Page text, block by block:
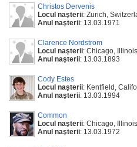
Christos Dervenis
Locul naşterii: Zurich,
Anul naşterii: 13.03.1971
Clarence Nordstrom
Locul naşterii: Chicago,
Anul naşterii: 13.03.1893
Cody Estes
Locul naşterii: Kentfield,
Anul naşterii: 13.03.1994
Common
Locul naşterii: Chicago,
Anul naşterii: 13.03.1972